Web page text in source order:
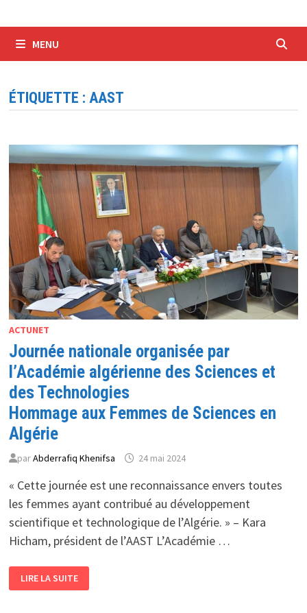
MENU
ÉTIQUETTE : AAST
ACTUNET
Journée nationale organisée par
l’Académie algérienne des Sciences et
des Technologies
Hommage aux Femmes de Sciences en
Algérie
parAbderrafiq Khenifsa 24 mai 2024
« Cette journée est une reconnaissance envers toutes
les femmes ayant contribué au développement
scientifique et technologique de l’Algérie. » – Kara
Hicham, président de l’AAST L’Académie …
JOURNÉE
NATIONALE
ORGANISÉE
LIRE LA SUITE